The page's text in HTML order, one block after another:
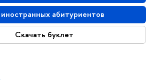
абитуриентов
Скачать буклет